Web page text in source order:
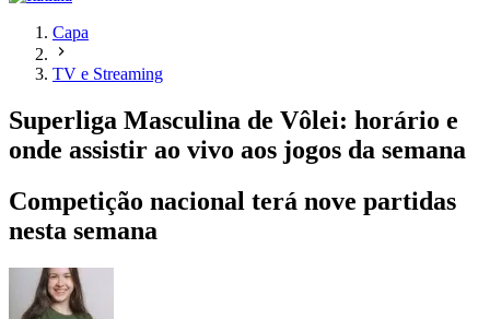
Capa
TV e Streaming
Superliga Masculina de Vôlei: horário e
onde assistir ao vivo aos jogos da semana
Competição nacional terá nove partidas
nesta semana